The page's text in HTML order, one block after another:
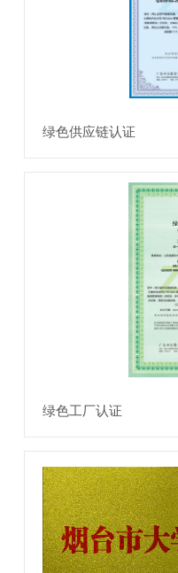
绿色供应链认证
绿色工厂认证